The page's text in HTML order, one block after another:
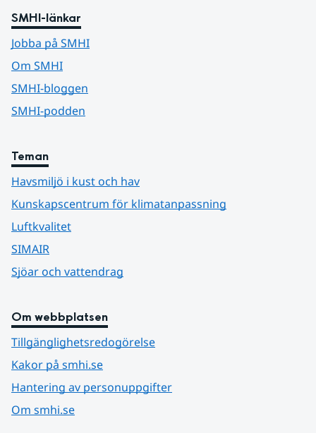
SMHI-länkar
Jobba på SMHI
Om SMHI
SMHI-bloggen
SMHI-podden
Teman
Havsmiljö i kust och hav
Kunskapscentrum för klimatanpassning
Luftkvalitet
SIMAIR
Sjöar och vattendrag
Om webbplatsen
Tillgänglighetsredogörelse
Kakor på smhi.se
Hantering av personuppgifter
Om smhi.se